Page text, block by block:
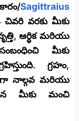
Sagittraius
చివరి వరకు మీకు
ఆర్థిక మరియు
మీకు
గ్రహం,
నాల్గవ మరియు
మీకు మంచి